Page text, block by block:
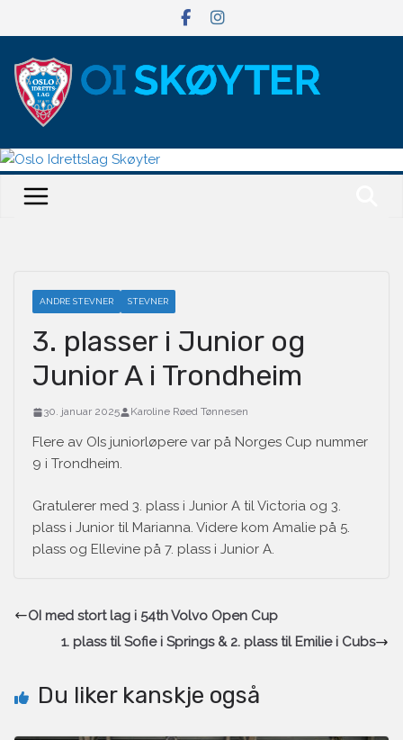
ANDRE STEVNER STEVNER
3. plasser i Junior og
Junior A i Trondheim
30. januar 2025 Karoline Røed Tønnesen
Flere av OIs juniorløpere var på Norges Cup nummer
9 i Trondheim.
Gratulerer med 3. plass i Junior A til Victoria og 3.
plass i Junior til Marianna. Videre kom Amalie på 5.
plass og Ellevine på 7. plass i Junior A.
OI med stort lag i 54th Volvo Open Cup
1. plass til Sofie i Springs & 2. plass til Emilie i Cubs
Du liker kanskje også